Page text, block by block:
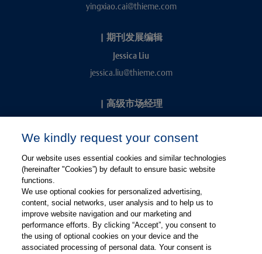
yingxiao.cai@thieme.com
| 期刊发展编辑
Jessica Liu
jessica.liu@thieme.com
| 高级市场经理
kevin.chang@thieme.com
关注微博
关注微信
We kindly request your consent
Our website uses essential cookies and similar technologies
(hereinafter "Cookies”) by default to ensure basic website
functions.
We use optional cookies for personalized advertising,
content, social networks, user analysis and to help us to
improve website navigation and our marketing and
performance efforts. By clicking “Accept”, you consent to
the using of optional cookies on your device and the
associated processing of personal data. Your consent is